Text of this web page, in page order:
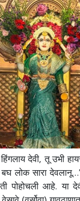
हिंगलाय देवी, तू उभी
लोक सारा देवलानू…’
पोहोचली आहे. या